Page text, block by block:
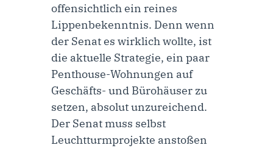
offensichtlich ein reines
Lippenbekenntnis. Denn wenn
der Senat es wirklich wollte, ist
die aktuelle Strategie, ein paar
Penthouse-Wohnungen auf
Geschäfts- und Bürohäuser zu
setzen, absolut unzureichend.
Der Senat muss selbst
Leuchtturmprojekte anstoßen